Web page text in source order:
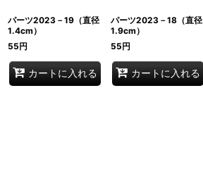
パーツ2023－19（直径
1.4cm）
55円
カートに入れる
パーツ2023－18（直径
1.9cm）
55円
カートに入れる